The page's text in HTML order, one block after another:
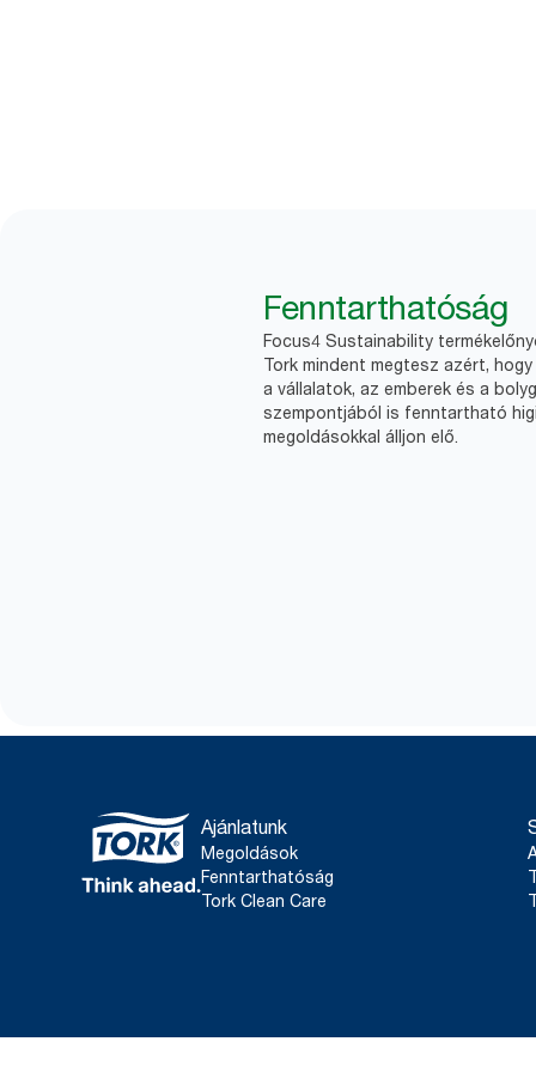
Fenntarthatóság
Focus4 Sustainability
Tork mindent megtesz azért, hogy
a vállalatok, az emberek és a
szempontjából is fenntartható
megoldásokkal álljon elő.
Ajánlatunk
Megoldások
Fenntarthatóság
Tork Clean Care